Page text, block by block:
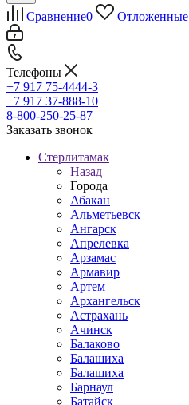
Сравнение0 Отложенные
Телефоны
+7 917 75-4444-3
+7 917 37-888-10
8-800-250-25-87
Заказать звонок
Стерлитамак
Назад
Города
Абакан
Альметьевск
Ангарск
Апрелевка
Арзамас
Армавир
Артем
Архангельск
Астрахань
Ачинск
Балаково
Балашиха
Балашиха
Барнаул
Батайск